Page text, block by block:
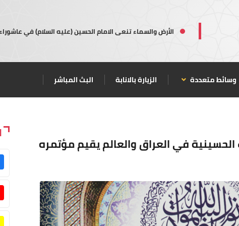
الأرض والسماء تنعى الامام الحسين (عليه السلام) في
وسائط متعددة الزيارة بالانابة البث المباشر
في العراق والعالم يقيم مؤتمره